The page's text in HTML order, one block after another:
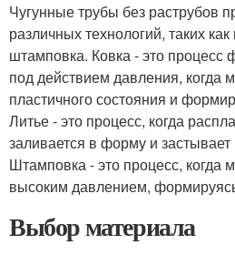
Чугунные трубы без раструбов
различных технологий, таких как
штамповка. Ковка - это
под действием давления, когда
пластичного состояния и
Литье - это процесс, когда
заливается в форму и
Штамповка - это процесс, когда
высоким давлением,
Выбор материала